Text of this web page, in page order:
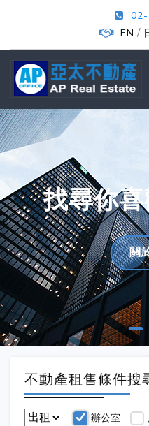
EN /
找尋你
關
不動產租售條件搜
辦公室